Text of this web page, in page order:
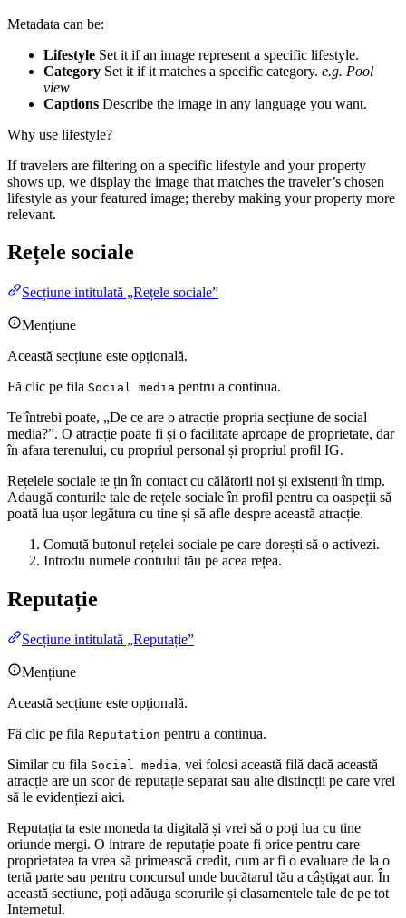
Metadata can be:
Lifestyle Set it if an image represent a specific lifestyle.
Category Set it if it matches a specific category. e.g. Pool
view
Captions Describe the image in any language you want.
Why use lifestyle?
If travelers are filtering on a specific lifestyle and your property
shows up, we display the image that matches the traveler’s chosen
lifestyle as your featured image; thereby making your property more
relevant.
Rețele sociale
Secțiune intitulată „Rețele sociale”
Mențiune
Această secțiune este opțională.
Fă clic pe fila Social media pentru a continua.
Te întrebi poate, „De ce are o atracție propria secțiune de social
media?”. O atracție poate fi și o facilitate aproape de proprietate, dar
în afara terenului, cu propriul personal și propriul profil IG.
Rețelele sociale te țin în contact cu călătorii noi și existenți în timp.
Adaugă conturile tale de rețele sociale în profil pentru ca oaspeții să
poată lua ușor legătura cu tine și să afle despre această atracție.
Comută butonul rețelei sociale pe care dorești să o activezi.
Introdu numele contului tău pe acea rețea.
Reputație
Secțiune intitulată „Reputație”
Mențiune
Această secțiune este opțională.
Fă clic pe fila Reputation pentru a continua.
Similar cu fila Social media, vei folosi această filă dacă această
atracție are un scor de reputație separat sau alte distincții pe care vrei
să le evidențiezi aici.
Reputația ta este moneda ta digitală și vrei să o poți lua cu tine
oriunde mergi. O intrare de reputație poate fi orice pentru care
proprietatea ta vrea să primească credit, cum ar fi o evaluare de la o
terță parte sau pentru concursul unde bucătarul tău a câștigat aur. În
această secțiune, poți adăuga scorurile și clasamentele tale de pe tot
Internetul.